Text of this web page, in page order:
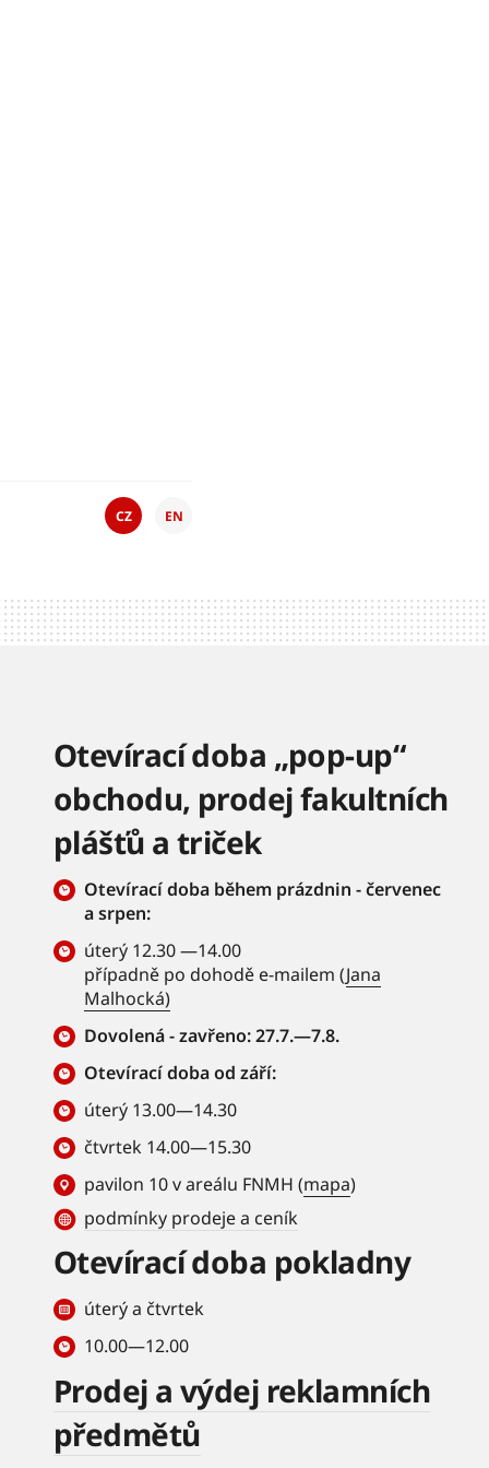
CZ EN
Otevírací doba „pop-up“
obchodu, prodej fakultních
plášťů a triček
Otevírací doba během prázdnin - červenec
a srpen:
úterý 12.30 —14.00
případně po dohodě e-mailem (Jana
Malhocká)
Dovolená - zavřeno: 27.7.—7.8.
Otevírací doba od září:
úterý 13.00—14.30
čtvrtek 14.00—15.30
pavilon 10 v areálu FNMH (mapa)
podmínky prodeje a ceník
Otevírací doba pokladny
úterý a čtvrtek
10.00—12.00
Prodej a výdej reklamních
předmětů